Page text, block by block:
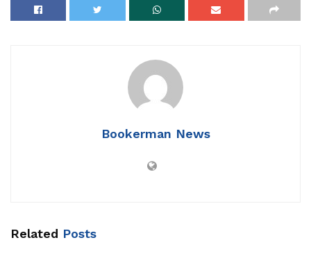
ജീവിതാവസ്ഥകളിലേക്കാണ് തള്ളിവിട്ടത്. ഒരു
ഇഴുകിച്ചേരുകയും ചെയ്ത കാഴ്ചകളാണ് 2020
സാക്ഷ്യം വഹിച്ചത്. പൊതുജീവിതം വെല്ലുവിളിയായ
ഒരാണ്ടിലൂടെ കടന്നുപോകുമ്പോള്‍ അതിജീവനത്തിന്റ
Bookerman News
Related Posts